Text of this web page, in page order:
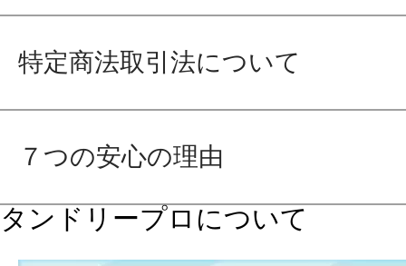
特定商法取引法について
７つの安心の理由
タンドリープロについて